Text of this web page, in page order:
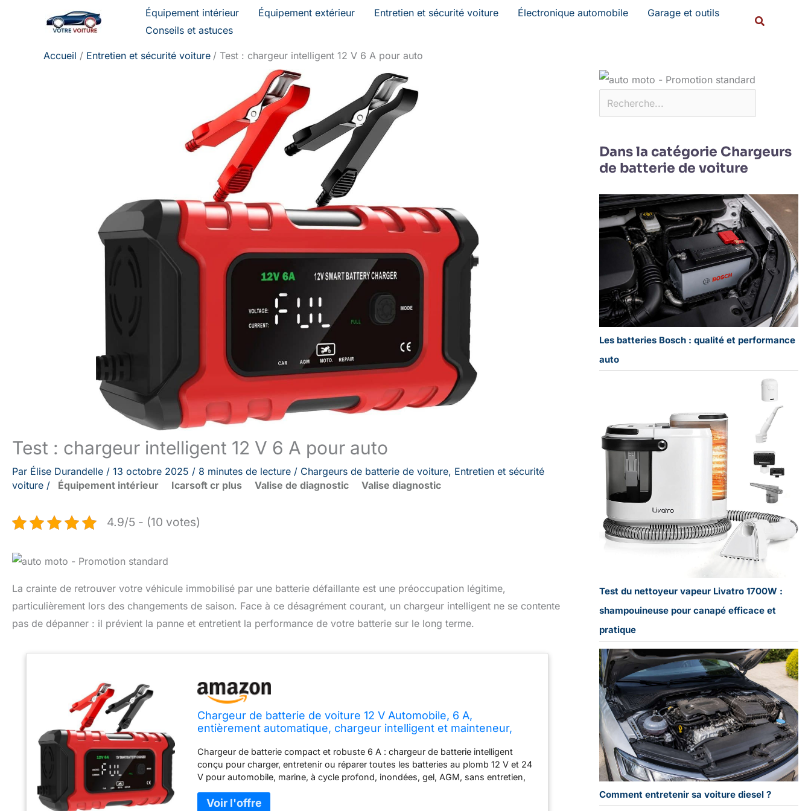
Équipement intérieur Équipement extérieur Entretien et sécurité voiture Électronique automobile
Garage et outils
Conseils et astuces
Accueil Entretien et sécurité voiture Test : chargeur intelligent 12 V 6 A pour auto
Test : chargeur intelligent 12 V 6 A pour auto
Par Élise Durandelle / 13 octobre 2025 / 8 minutes de lecture / Chargeurs de batterie de voiture, Entretien et sécurité
voiture / Équipement intérieur Icarsoft cr plus Valise de diagnostic Valise diagnostic
4.9/5 - (10 votes)
La crainte de retrouver votre véhicule immobilisé par une batterie défaillante est une préoccupation légitime,
particulièrement lors des changements de saison. Face à ce désagrément courant, un chargeur intelligent ne se contente
pas de dépanner : il prévient la panne et entretient la performance de votre batterie sur le long terme.
Chargeur de batterie de voiture 12 V Automobile, 6 A,
entièrement automatique, chargeur intelligent et mainteneur,
bateaux, motos,
Chargeur de batterie compact et robuste 6 A : chargeur de batterie intelligent
conçu pour charger, entretenir ou réparer toutes les batteries au plomb 12 V et 24
V pour automobile, marine, à cycle profond, inondées, gel, AGM, sans entretien,
motoneiges, tracteurs, SUV bateau sport motomarine moteur à la traîne, etc.
Rechercher
Dans la catégorie Chargeurs
de batterie de voiture
Les batteries Bosch : qualité et performance
auto
Test du nettoyeur vapeur Livatro 1700W :
shampouineuse pour canapé efficace et
pratique
Comment entretenir sa voiture diesel ?